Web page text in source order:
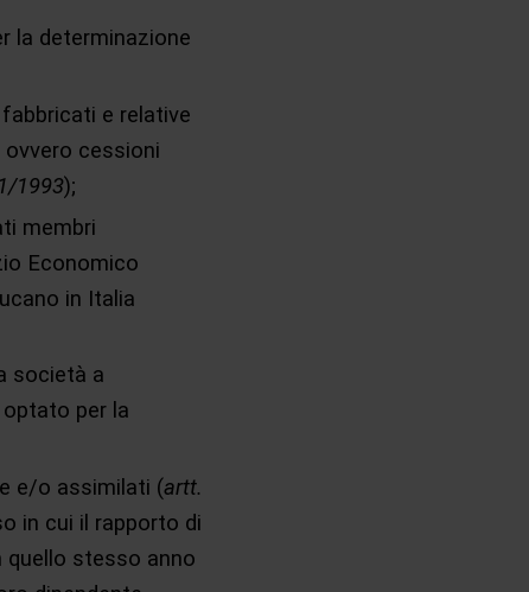
la determinazione
e relative
ovvero cessioni
1993);
membri
Economico
in Italia
società a
per la
e/o assimilati (artt.
in cui il rapporto di
quello stesso anno